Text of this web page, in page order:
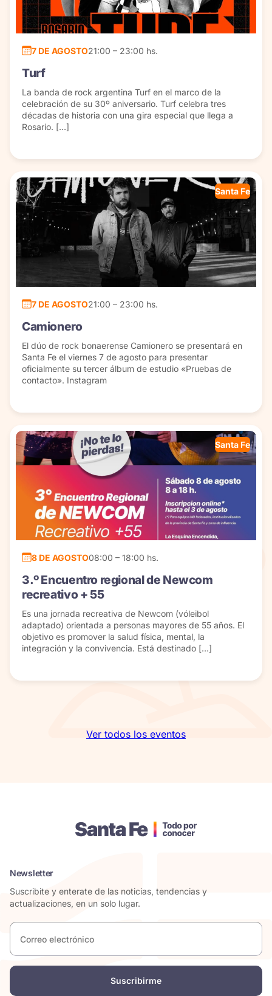
Ver todos los eventos
7 DE AGOSTO21:00 – 23:00 hs.
Turf
La banda de rock argentina Turf en el marco de la
celebración de su 30º aniversario. Turf celebra tres
décadas de historia con una gira especial que llega a
Rosario. […]
Santa Fe
7 DE AGOSTO21:00 – 23:00 hs.
Camionero
El dúo de rock bonaerense Camionero se presentará en
Santa Fe el viernes 7 de agosto para presentar
oficialmente su tercer álbum de estudio «Pruebas de
contacto». Instagram
Santa Fe
8 DE AGOSTO08:00 – 18:00 hs.
3.º Encuentro regional de Newcom
recreativo + 55
Es una jornada recreativa de Newcom (vóleibol
adaptado) orientada a personas mayores de 55 años. El
objetivo es promover la salud física, mental, la
integración y la convivencia. Está destinado […]
Newsletter
Suscribite y enterate de las noticias, tendencias y
actualizaciones, en un solo lugar.
Correo
electrónico *